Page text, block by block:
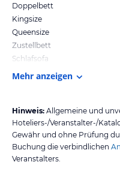
Doppelbett
Kingsize
Queensize
Zustellbett
Schlafsofa
Mehr anzeigen
Hinweis: Allgemeine und
Hoteliers-/Veranstalter-/
Gewähr und ohne Prüfung
Buchung die verbindlichen
Veranstalters.